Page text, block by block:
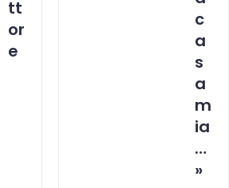
tt
or
e
c
a
s
a
m
ia
…
»